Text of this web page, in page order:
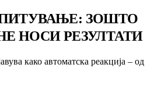
ЗОШТО
НОСИ РЕЗУЛТАТИ
како автоматска реакција – од